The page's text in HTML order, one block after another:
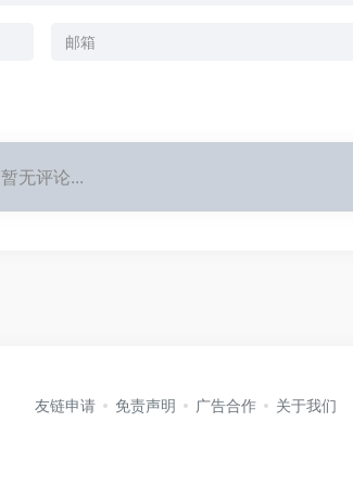
暂无评论...
友链申请 免责声明 广告合作 关于我们